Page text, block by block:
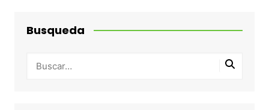
Busqueda